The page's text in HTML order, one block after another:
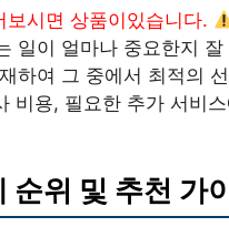
보시면 상품이있습니다.
일이 얼마나 중요한지
하여 그 중에서 최적의
비용, 필요한 추가 서비
순위 및 추천 가